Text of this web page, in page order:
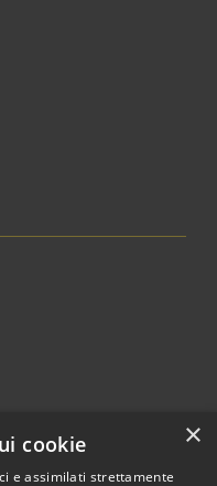
×
cookie
e assimilati strettamente